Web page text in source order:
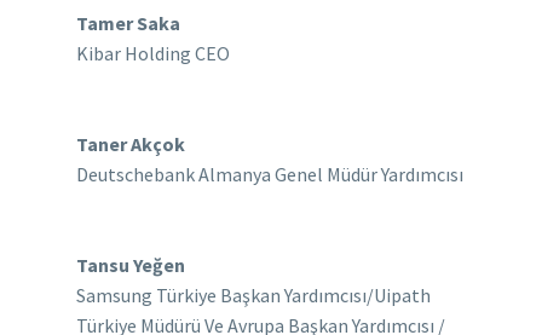
Tamer Saka
Kibar Holding CEO
Taner Akçok
Deutschebank Almanya Genel Müdür Yardımcısı
Tansu Yeğen
Samsung Türkiye Başkan Yardımcısı/Uipath
Türkiye Müdürü Ve Avrupa Başkan Yardımcısı /